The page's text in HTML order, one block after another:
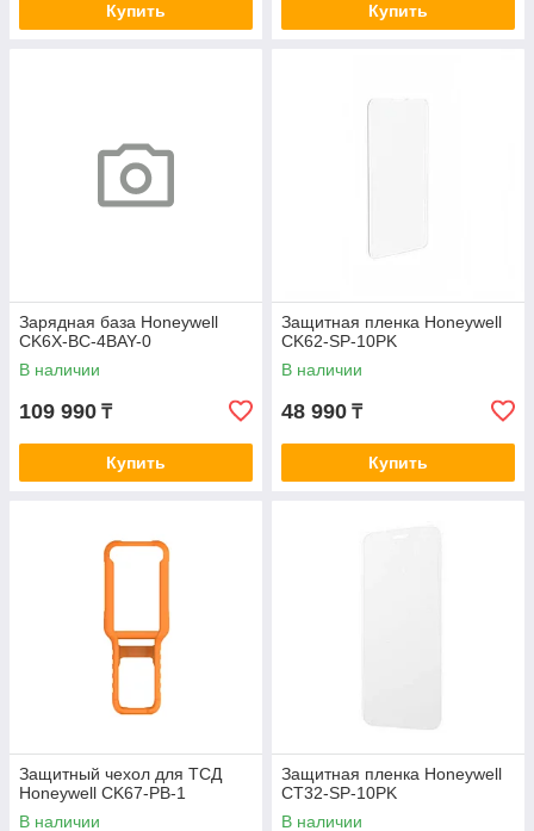
Купить Купить
Зарядная база Honeywell
CK6X-BC-4BAY-0
В наличии
109 990 ₸
Купить
Защитная пленка Honeywell
CK62-SP-10PK
В наличии
48 990 ₸
Купить
Защитный чехол для ТСД
Honeywell CK67-PB-1
В наличии
Защитная пленка Honeywell
CT32-SP-10PK
В наличии